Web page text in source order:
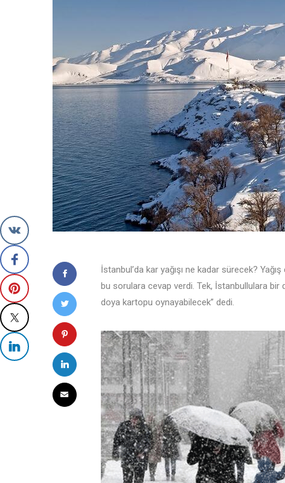
İstanbul’da kar yağışı ne kadar sürecek?
bu sorulara cevap verdi. Tek, İstanbullulara bir
doya kartopu oynayabilecek” dedi.